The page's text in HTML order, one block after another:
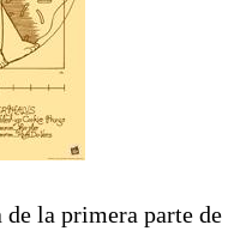
de la primera parte de